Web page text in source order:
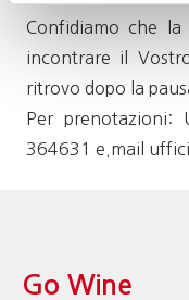
Confidiamo che la
incontrare il
ritrovo dopo la
Per
364631 e.mail
Go Wine